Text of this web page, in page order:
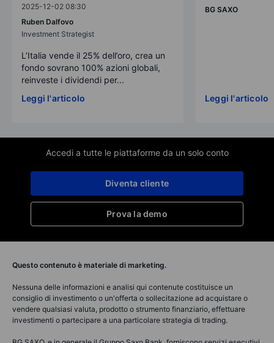
2025-12-02 08:30
Ruben Dalfovo
Investment Strategist
L’Italia vende il 25% dell’oro, crea un
fondo sovrano 100% azioni globali,
reinveste i dividendi per...
Leggi l'articolo
BG SAXO
Leggi l'articolo
Accedi a tutte le piattaforme da un solo conto
Prova la demo
Diventa cliente
Questo contenuto è materiale di marketing.
Nessuna delle informazioni e analisi qui contenute costituisce un
consiglio di investimento o un'offerta o sollecitazione ad acquistare o
vendere qualsiasi valuta, prodotto o strumento finanziario, effettuare
investimenti o partecipare a una particolare strategia di trading.